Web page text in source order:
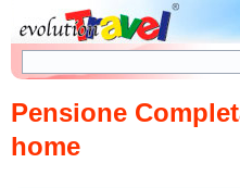
Form di ricerca
Cerca
Pensione
home